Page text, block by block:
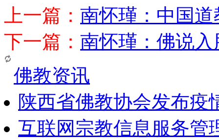
上一篇： 南怀瑾：中国
下一篇： 南怀瑾：佛说
佛教资讯
陕西省佛教协会发布疫
互联网宗教信息服务管